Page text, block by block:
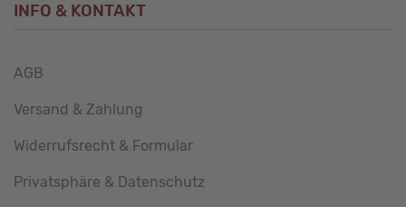
INFO & KONTAKT
AGB
Versand & Zahlung
Widerrufsrecht & Formular
Privatsphäre & Datenschutz